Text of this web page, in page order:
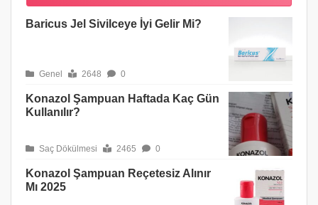
Baricus Jel Sivilceye İyi Gelir Mi?
Genel 2648 0
Konazol Şampuan Haftada Kaç Gün
Kullanılır?
Saç Dökülmesi 2465 0
Konazol Şampuan Reçetesiz Alınır
Mı 2025